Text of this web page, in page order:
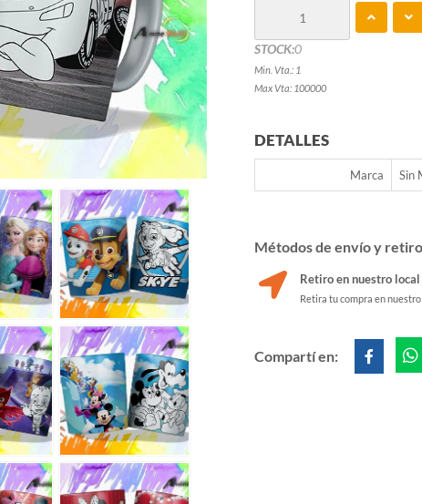
STOCK:0
Min. Vta.: 1
Max Vta: 100000
DETALLES
Marca Sin
Métodos de envío y retiro
Retiro en nuestro local
Retira tu compra en
Compartí en: